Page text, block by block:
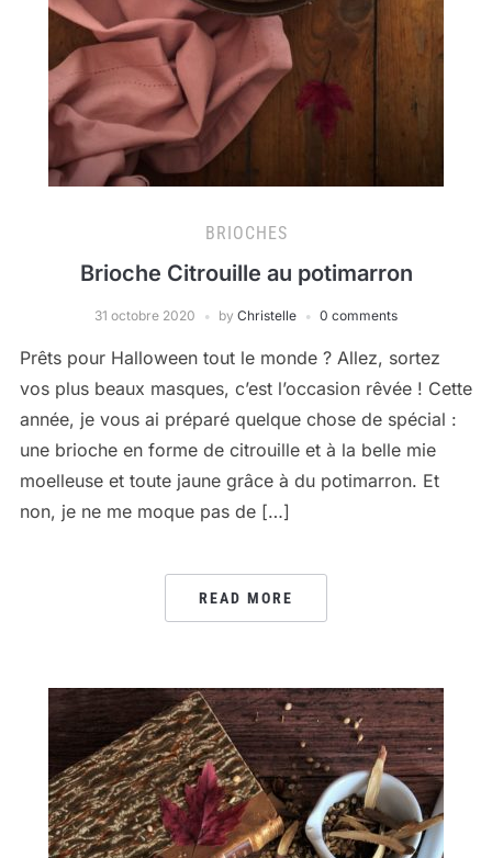
BRIOCHES
Brioche Citrouille au potimarron
31 octobre 2020 by Christelle 0 comments
Prêts pour Halloween tout le monde ? Allez, sortez
vos plus beaux masques, c’est l’occasion rêvée ! Cette
année, je vous ai préparé quelque chose de spécial :
une brioche en forme de citrouille et à la belle mie
moelleuse et toute jaune grâce à du potimarron. Et
non, je ne me moque pas de […]
READ MORE